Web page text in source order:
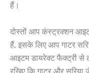
हैं।
दोस्तों आप कंस्ट्रक्शन
हैं, इसके लिए आप गाटर
आइटम डायरेक्ट फैक्ट्री से